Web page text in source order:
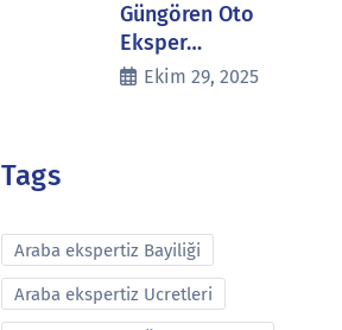
Güngören Oto
Eksper…
Ekim 29, 2025
Tags
Araba ekspertiz Bayiliği
Araba ekspertiz Ucretleri